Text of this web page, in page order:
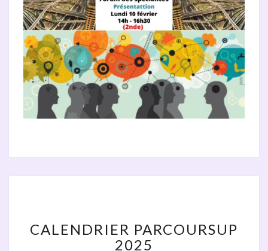
CALENDRIER PARCOURSUP
2025